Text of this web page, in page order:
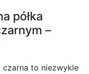
półka
–
czarna to niezwykle